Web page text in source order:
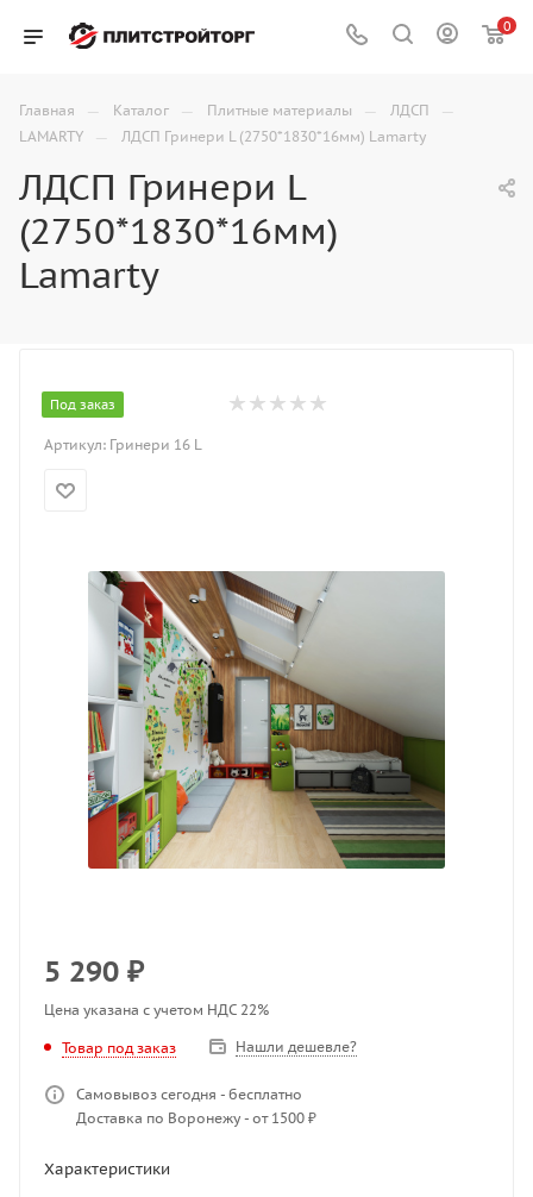
0
Главная — Каталог — Плитные материалы — ЛДСП —
LAMARTY — ЛДСП Гринери L (2750*1830*16мм) Lamarty
ЛДСП Гринери L
(2750*1830*16мм)
Lamarty
Под заказ
Артикул: Гринери 16 L
5 290 ₽
Цена указана с учетом НДС 22%
Товар под заказ Нашли дешевле?
Самовывоз сегодня - бесплатно
Доставка по Воронежу - от 1500 ₽
Характеристики